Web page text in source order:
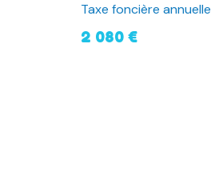
Taxe foncière annuelle
2 080 €